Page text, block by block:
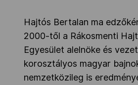
Hajtós Bertalan ma
2000-től a Rákosmenti
Egyesület alelnöke és
korosztályos magyar
nemzetközileg is